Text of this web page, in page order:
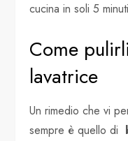
cucina in soli 5
Come
lavatrice
Un rimedio che vi
sempre è quello di